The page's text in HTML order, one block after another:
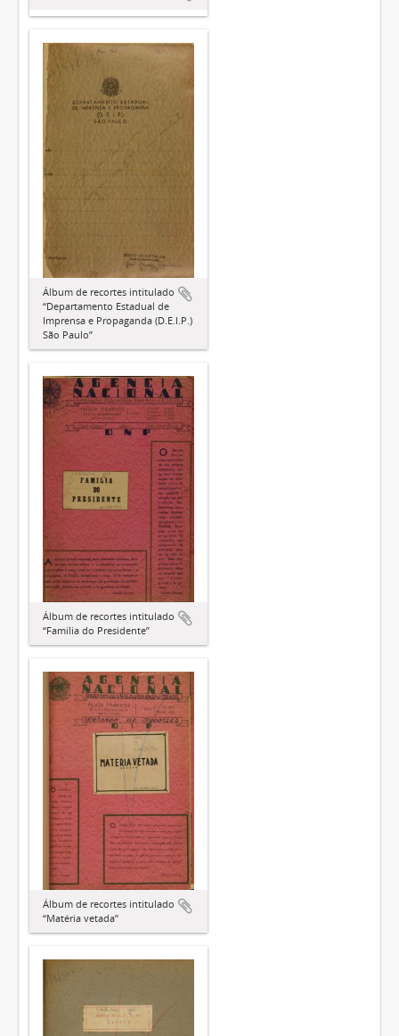
Álbum de recortes intitulado
“Departamento Estadual de
Imprensa e Propaganda (D.E.I.P.)
São Paulo”
Álbum de recortes intitulado
“Família do Presidente”
Álbum de recortes intitulado
“Matéria vetada”